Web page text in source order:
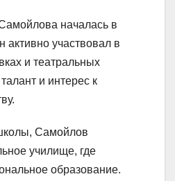
началась в
активно участвовал в
и театральных
и интерес к
Самойлов
училище, где
образование.